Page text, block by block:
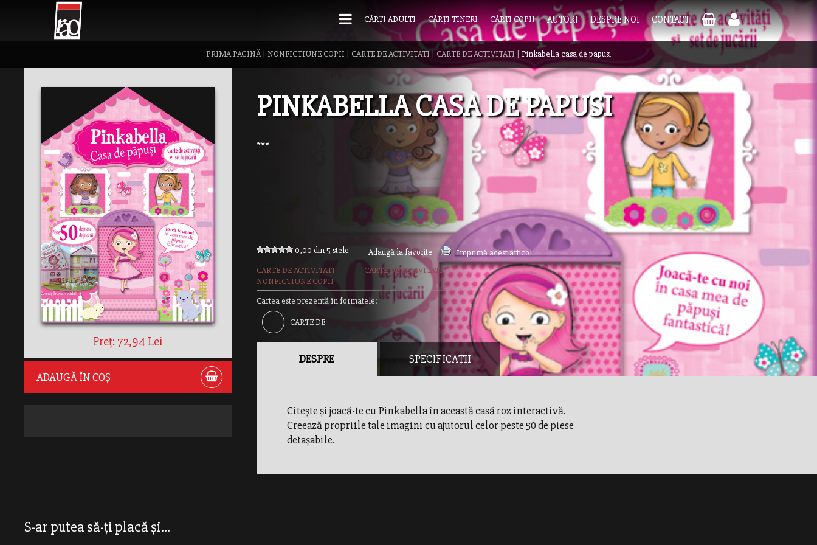
CĂRȚI ADULTI CĂRȚI TINERI CĂRȚI COPII AUTORI DESPRE NOI CONTACT
PRIMA PAGINĂ| NONFICTIUNE COPII CARTE DE ACTIVITATI|CARTE DE ACTIVITATI Pinkabella casa de papusi
Preț: 72,94 Lei
ADAUGĂ ÎN COȘ
PINKABELLA CASA DE PAPUSI
***
0,00 din 5 stele Adaugă la favorite
Imprimă acest articol
CARTE DE ACTIVITATI
CARTE DE ACTIVITATI
NONFICTIUNE COPII
Cartea este prezentă în formatele:
CARTE DE
DESPRE SPECIFICAȚII
Citeşte şi joacă-te cu Pinkabella în această casă roz interactivă.
Creează propriile tale imagini cu ajutorul celor peste 50 de piese
detaşabile.
S-ar putea să-ți placă și...